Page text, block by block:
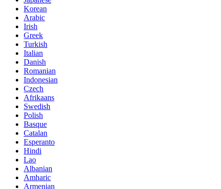
Korean
Arabic
Irish
Greek
Turkish
Italian
Danish
Romanian
Indonesian
Czech
Afrikaans
Swedish
Polish
Basque
Catalan
Esperanto
Hindi
Lao
Albanian
Amharic
Armenian